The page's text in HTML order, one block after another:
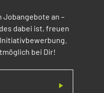
Jobangebote an –
dabei ist, freuen
bei Dir!